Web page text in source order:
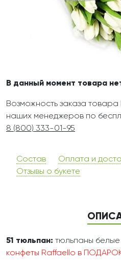
В данный момент товара
Возможность заказа товара
наших менеджеров по
8 (800) 333-01-95
Состав Оплата и
Отзывы о букете
51 тюльпан: тюльпаны белые
конфеты Raffaello в